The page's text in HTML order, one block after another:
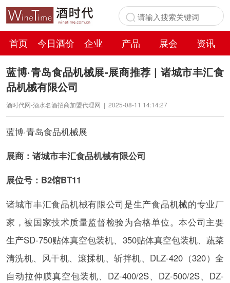
首页 今日酒价 企业 产品 展会
资讯
百科
蓝博·青岛食品机械展-展商推荐 | 诸城市丰汇食
品机械有限公司
酒时代网-酒水名酒招商加盟代理网 | 2025-08-11 14:14:27
蓝博·青岛食品机械展
展商：诸城市丰汇食品机械有限公司
展位号：B2馆BT11
诸城市丰汇食品机械有限公司是生产食品机械的专业厂
家，被国家技术质量监督检验为合格单位。本公司主要
生产SD-750贴体真空包装机、350贴体真空包装机、蔬菜
清洗机、风干机、滚揉机、斩拌机、DLZ-420（320）全
自动拉伸膜真空包装机、DZ-400/2S、DZ-500/2S、DZ-